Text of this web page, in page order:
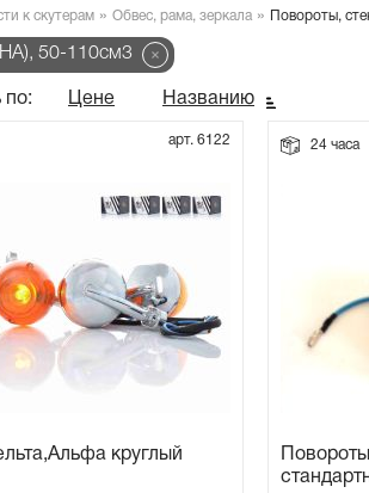
к скутерам Обвес, рама, зеркала Повороты,
50-110см3
по: Цене Названию
арт. 6122
круглый
24 часа